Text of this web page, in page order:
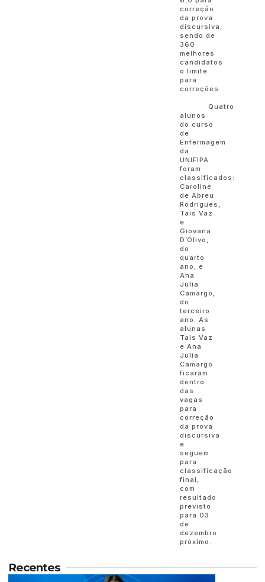
correção
da prova
discursiva,
sendo de
360
melhores
candidatos
o limite
para
correções.
Quatro
alunos
do curso
de
Enfermagem
da
UNIFIPA
foram
classificados:
Caroline
de Abreu
Rodrigues,
Tais Vaz
e
Giovana
D’Olivo,
do
quarto
ano, e
Ana
Júlia
Camargo,
do
terceiro
ano. As
alunas
Tais Vaz
e Ana
Júlia
Camargo
ficaram
dentro
das
vagas
para
correção
da prova
discursiva
e
seguem
para
classificação
final,
com
resultado
previsto
para 03
de
dezembro
próximo.
Recentes